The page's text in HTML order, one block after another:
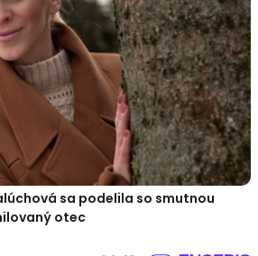
sa podelila so smutnou
otec